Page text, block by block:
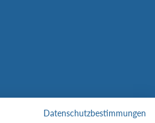
Datenschutzbestimmungen